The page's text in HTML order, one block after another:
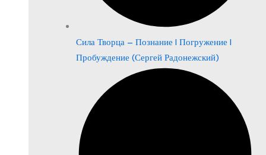
Сила Творца – Познание | Погружение |
Пробуждение (Сергей Радонежский)